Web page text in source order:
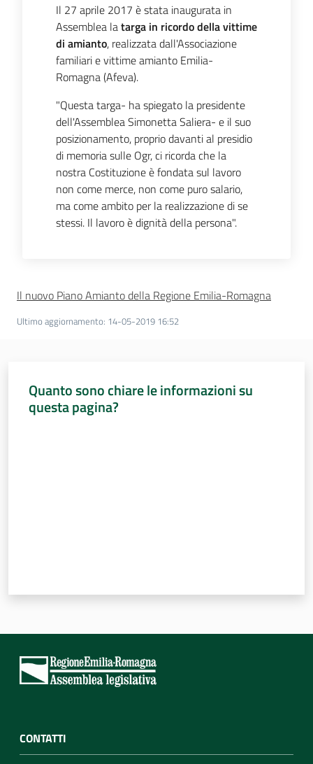
Argomenti
Per i media
Per i cittadini
Il 27 aprile 2017 è stata inaugurata in
Assemblea latarga in ricordo della vittime
di amianto, realizzata dall'Associazione
familiari e vittime amianto Emilia-
Romagna (Afeva).
"Questa targa- ha spiegato la presidente
dell'Assemblea Simonetta Saliera- e il suo
posizionamento, proprio davanti al presidio
di memoria sulle Ogr, ci ricorda che la
nostra Costituzione è fondata sul lavoro
non come merce, non come puro salario,
ma come ambito per la realizzazione di se
stessi. Il lavoro è dignità della persona".
Il nuovo Piano Amianto della Regione Emilia-Romagna
Ultimo aggiornamento: 14-05-2019 16:52
Quanto sono chiare le informazioni su
questa pagina?
CONTATTI